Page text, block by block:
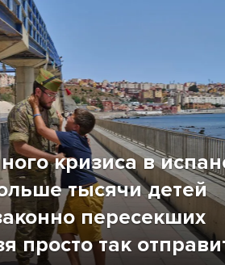
кризиса в
тысячи детей
пересекших
просто так